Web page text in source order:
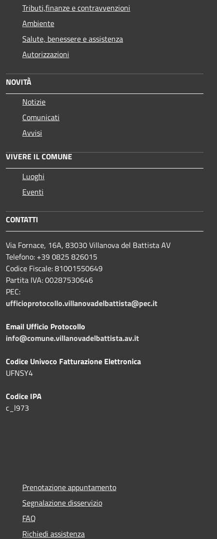
Tributi,finanze e contravvenzioni
Ambiente
Salute, benessere e assistenza
Autorizzazioni
NOVITÀ
Notizie
Comunicati
Avvisi
VIVERE IL COMUNE
Luoghi
Eventi
CONTATTI
Via Fornace, 16A, 83030 Villanova del Battista AV
Telefono: +39 0825 826015
Codice Fiscale: 81001550649
Partita IVA: 00287530646
PEC:
ufficioprotocollo.villanovadelbattista@pec.it
Email Ufficio Protocollo
info@comune.villanovadelbattista.av.it
Codice Univoco Fatturazione Elettronica
UFNSY4
Codice IPA
c_l973
Prenotazione appuntamento
Segnalazione disservizio
FAQ
Richiedi assistenza